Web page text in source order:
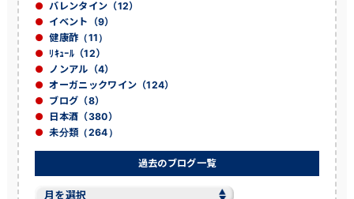
バレンタイン（12）
イベント（9）
健康酢（11）
ﾘｷｭｰﾙ（12）
ノンアル（4）
オーガニックワイン（124）
ブログ（8）
日本酒（380）
未分類（264）
過去のブログ一覧
過